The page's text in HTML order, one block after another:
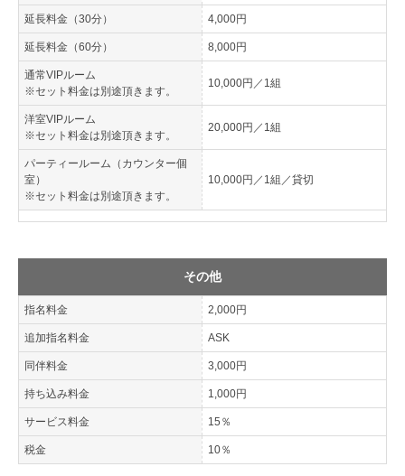
延長料金（30分） 4,000円
延長料金（60分） 8,000円
通常VIPルーム
※セット料金は別途頂きます。
10,000円／1組
洋室VIPルーム
※セット料金は別途頂きます。
20,000円／1組
パーティールーム（カウンター個
室）
※セット料金は別途頂きます。
10,000円／1組／貸切
その他
指名料金 2,000円
追加指名料金 ASK
同伴料金 3,000円
持ち込み料金 1,000円
サービス料金 15％
税金 10％